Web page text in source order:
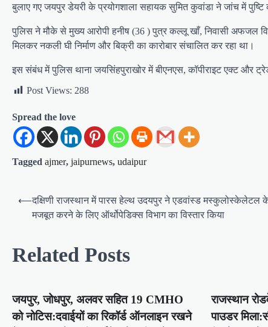
बुलाए गए जयपुर डेयरी के प्रयोगशाला सहायक सुमित कुवांडा ने जांच में
पुलिस ने मौके से मुख्य आरोपी हनीष (36 ) पुत्र कल्लू खाँ, निवासी अफजल
मिलकर नकली घी निर्माण और बिक्री का कारोबार संचालित कर रहा था।
इस संबंध में पुलिस थाना जयसिंहपुराखोर में बीएनएस, कॉपीराइट एक्ट और
Post Views: 288
Spread the love
Tagged ajmer, jaipurnews, udaipur
Post
navigation
⟵दक्षिणी राजस्थान में पारस हेल्थ उदयपुर ने एडवांस्ड मस्कुलोस्केलेटल
मजबूत करने के लिए ऑर्थोपेडिक्स विभाग का विस्तार किया
Related Posts
जयपुर, जोधपुर, अलवर सहित 19 CMHO
को नोटिस:दवाईयों का रिकॉर्ड ऑनलाइन रखने
राजस्थान
पाउडर